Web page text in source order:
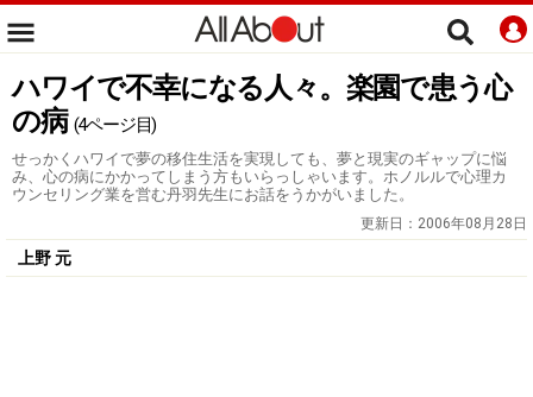
ハワイで不幸になる人々。楽園で患う心
の病 (4ページ目)
せっかくハワイで夢の移住生活を実現しても、夢と現実のギャップに悩
み、心の病にかかってしまう方もいらっしゃいます。ホノルルで心理カ
ウンセリング業を営む丹羽先生にお話をうかがいました。
更新日： 2006年08月28日
上野 元